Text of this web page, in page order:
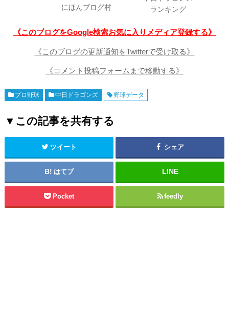
にほんブログ村
ランキング
《このブログをGoogle検索お気に入りメディア登録する》
《このブログの更新通知をTwitterで受け取る》
《コメント投稿フォームまで移動する》
プロ野球 中日ドラゴンズ 野球データ
▼この記事を共有する
ツイート シェア
はてブ
Pocket feedly